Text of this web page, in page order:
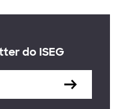
do ISEG